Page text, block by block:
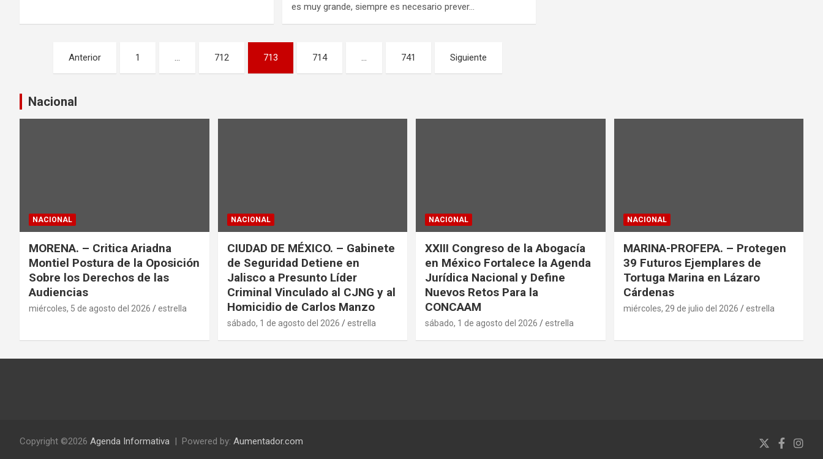
es muy grande, siempre es necesario prever…
g
i
ó
n
d
e
Anterior 1 … 712 713 714 … 741 Siguiente
Nacional
NACIONAL
MORENA. – Critica Ariadna
Montiel Postura de la Oposición
Sobre los Derechos de las
Audiencias
miércoles, 5 de agosto del 2026 estrella
NACIONAL
CIUDAD DE MÉXICO. – Gabinete
de Seguridad Detiene en
Jalisco a Presunto Líder
Criminal Vinculado al CJNG y al
Homicidio de Carlos Manzo
sábado, 1 de agosto del 2026 estrella
NACIONAL
XXIII Congreso de la Abogacía
en México Fortalece la Agenda
Jurídica Nacional y Define
Nuevos Retos Para la
CONCAAM
sábado, 1 de agosto del 2026 estrella
NACIONAL
MARINA-PROFEPA. – Protegen
39 Futuros Ejemplares de
Tortuga Marina en Lázaro
Cárdenas
miércoles, 29 de julio del 2026 estrella
Copyright ©2026 Agenda Informativa Powered by: Aumentador.com